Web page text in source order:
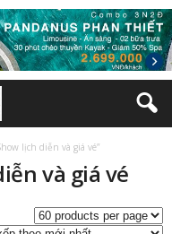
lịch diễn và giá vé”
và giá vé